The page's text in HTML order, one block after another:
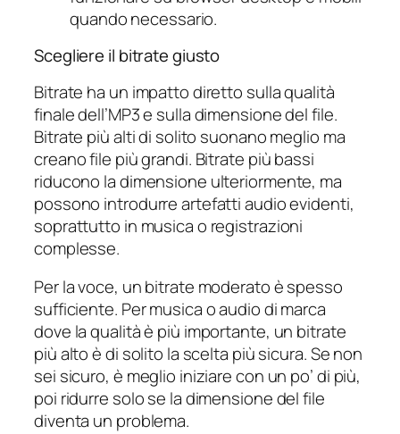
quando necessario.
Scegliere il bitrate giusto
Bitrate ha un impatto diretto sulla qualità
finale dell’MP3 e sulla dimensione del file.
Bitrate più alti di solito suonano meglio ma
creano file più grandi. Bitrate più bassi
riducono la dimensione ulteriormente, ma
possono introdurre artefatti audio evidenti,
soprattutto in musica o registrazioni
complesse.
Per la voce, un bitrate moderato è spesso
sufficiente. Per musica o audio di marca
dove la qualità è più importante, un bitrate
più alto è di solito la scelta più sicura. Se non
sei sicuro, è meglio iniziare con un po’ di più,
poi ridurre solo se la dimensione del file
diventa un problema.